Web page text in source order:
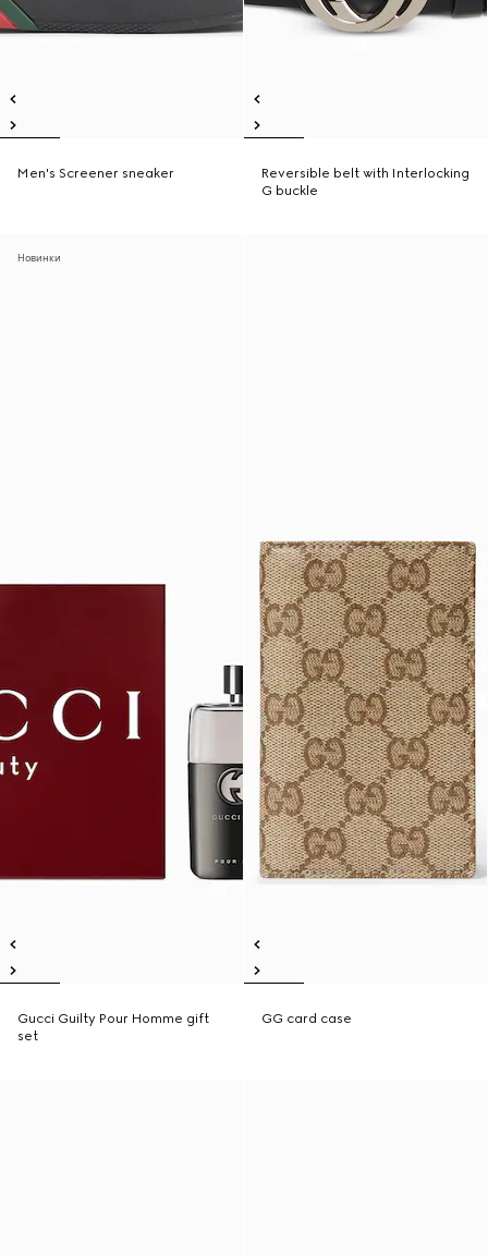
Men's Screener sneaker
Reversible belt with Interlocking
G buckle
Новинки
Gucci Guilty Pour Homme gift
set
GG card case